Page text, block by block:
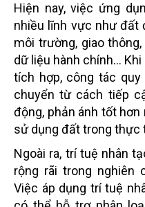
Hiện nay, việc ứng
nhiều lĩnh vực như đất
môi trường, giao
dữ liệu hành chính...
tích hợp, công tác
chuyển từ cách tiếp
động, phản ánh tốt
sử dụng đất trong thực
Ngoài ra, trí tuệ nhân
rộng rãi trong nghiên
Việc áp dụng trí tuệ